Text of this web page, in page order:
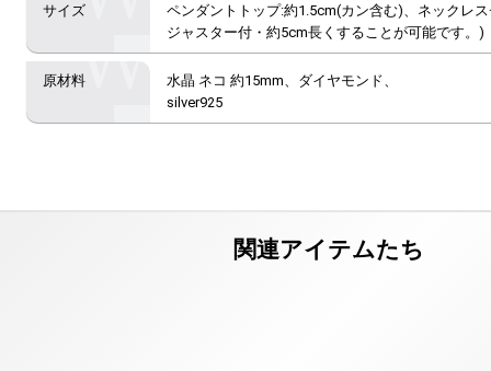
ペンダントトップ:約1.5cm(カン含む)、ネックレ
ジャスター付・約5cm長くすることが可能です。)
水晶 ネコ 約15mm、ダイヤモンド、
silver925